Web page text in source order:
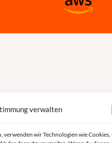
verwalten
verwenden wir Technologien wie Cookies,